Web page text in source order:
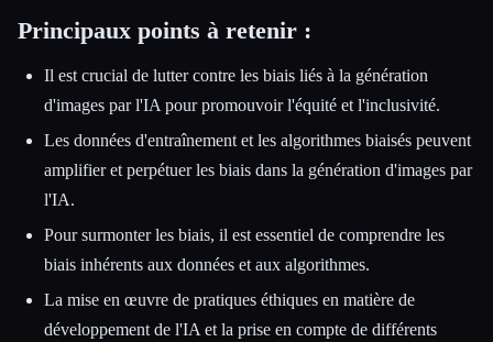
Principaux points à retenir :
Il est crucial de lutter contre les biais liés à la génération
d'images par l'IA pour promouvoir l'équité et l'inclusivité.
Les données d'entraînement et les algorithmes biaisés peuvent
amplifier et perpétuer les biais dans la génération d'images par
l'IA.
Pour surmonter les biais, il est essentiel de comprendre les
biais inhérents aux données et aux algorithmes.
La mise en œuvre de pratiques éthiques en matière de
développement de l'IA et la prise en compte de différents